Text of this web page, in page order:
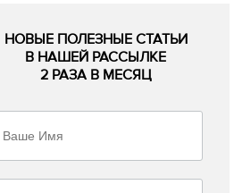
НОВЫЕ ПОЛЕЗНЫЕ СТАТЬИ
В НАШЕЙ РАССЫЛКЕ
2 РАЗА В МЕСЯЦ